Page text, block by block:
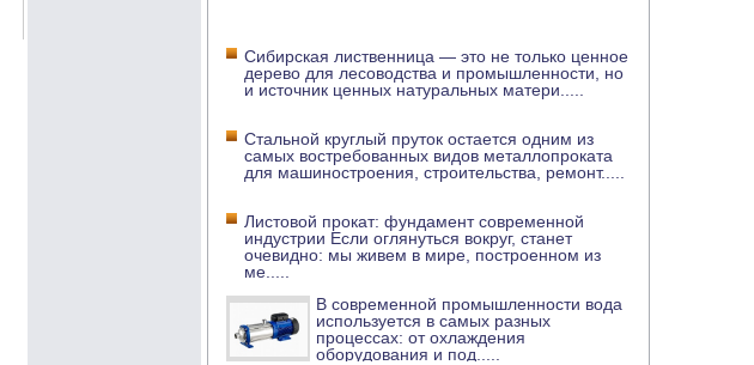
Сибирская лиственница — это не только ценное
дерево для лесоводства и промышленности, но
и источник ценных натуральных матери
Стальной круглый пруток остается одним из
самых востребованных видов металлопроката
для машиностроения, строительства, ремонт.....
Листовой прокат: фундамент современной
индустрии Если оглянуться вокруг, станет
очевидно: мы живем в мире, построенном из
ме
В современной промышленности вода
используется в самых разных
процессах: от охлаждения
оборудования и под